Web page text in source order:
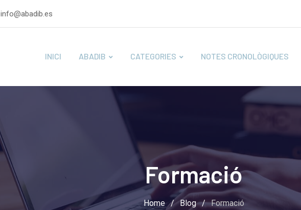
info@abadib.es
INICI ABADIB CATEGORIES NOTES CRONOLÒGIQUES
Formació
Home / Blog / Formació